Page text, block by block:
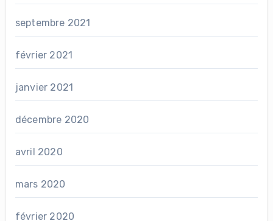
septembre 2021
février 2021
janvier 2021
décembre 2020
avril 2020
mars 2020
février 2020